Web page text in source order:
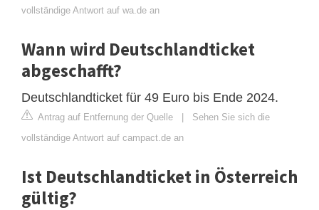
vollständige Antwort auf wa.de an
Wann wird Deutschlandticket
abgeschafft?
Deutschlandticket für 49 Euro bis Ende 2024.
Antrag auf Entfernung der Quelle | Sehen Sie sich die
vollständige Antwort auf campact.de an
Ist Deutschlandticket in Österreich
gültig?